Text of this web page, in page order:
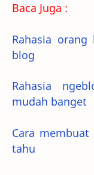
Baca Juga :
Rahasia
blog
Rahasia
mudah banget
Cara
tahu